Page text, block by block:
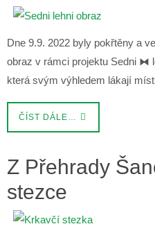
Dne 9.9. 2022 byly pokřtěny a
obraz v rámci projektu Sedni ⧓
která svým výhledem lákají
ČÍST DÁLE…
Z Přehrady
stezce